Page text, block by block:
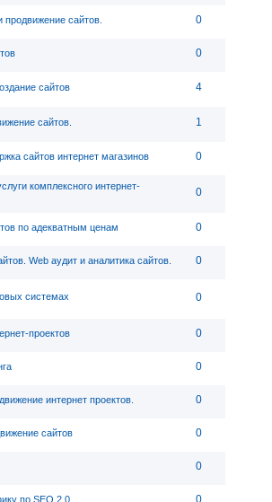
продвижение сайтов. 0
0
сайтов 4
сайтов. 1
сайтов интернет магазинов 0
комплексного интернет-
0
по адекватным ценам 0
Web аудит и аналитика сайтов. 0
системах 0
проектов 0
0
интернет проектов. 0
сайтов 0
0
по SEO 2.0 0